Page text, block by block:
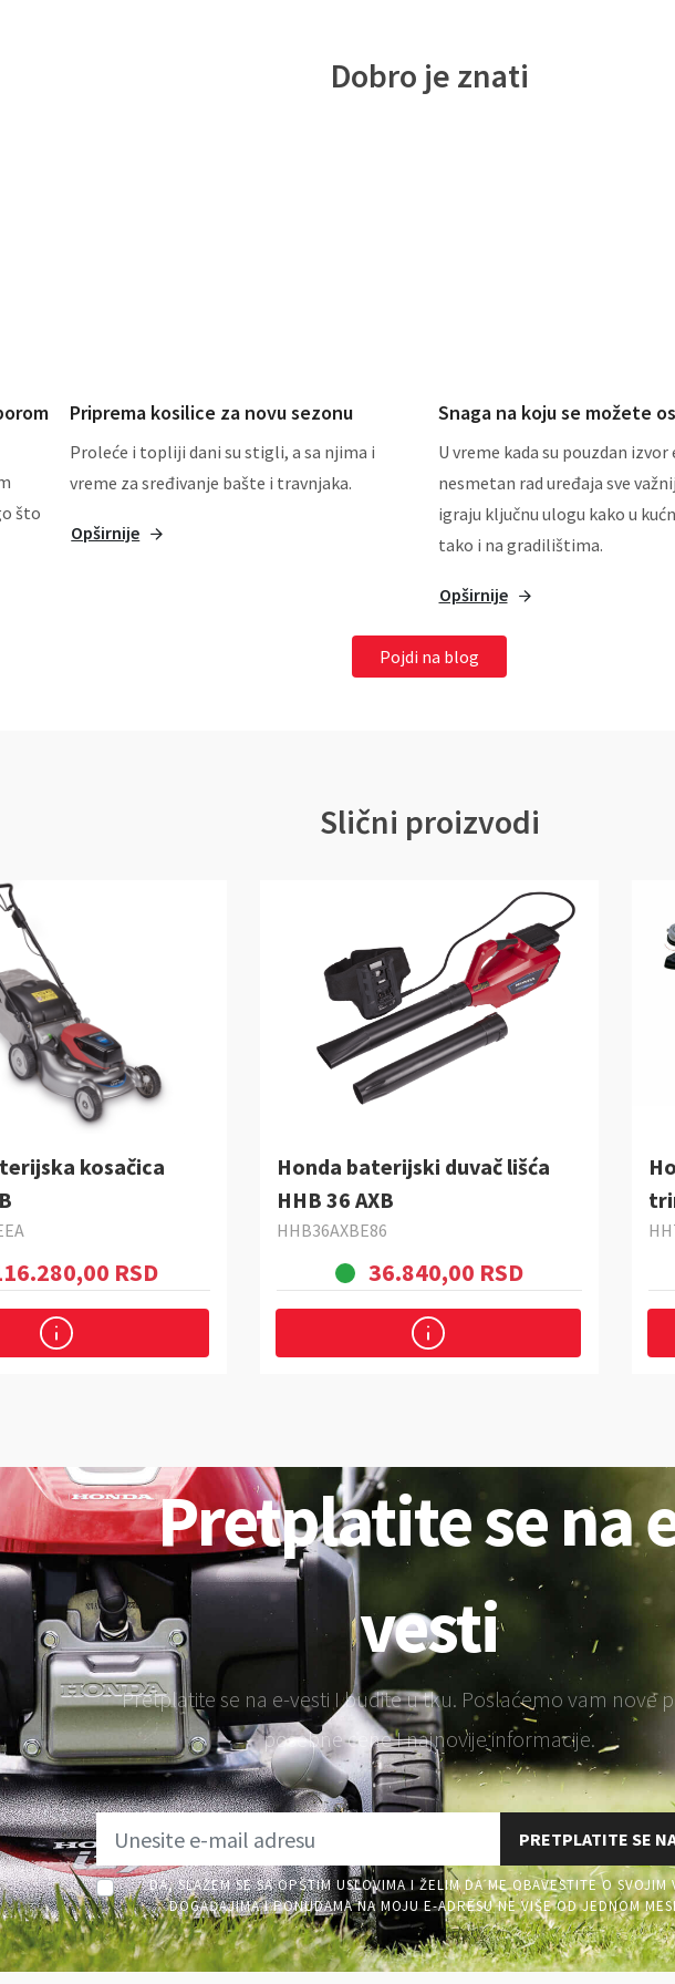
Dobro je znati
što
Priprema kosilice za novu sezonu
Proleće i topliji dani su stigli, a sa njima i
vreme za sređivanje bašte i travnjaka.
Opširnije
Snaga na koju se možete
U vreme kada su pouzdan izvor
nesmetan rad uređaja sve
igraju ključnu ulogu kako u
tako i na gradilištima.
Opširnije
Pojdi na blog
Slični proizvodi
kosačica
RSD
Honda baterijski duvač lišća
HHB 36 AXB
HHB36AXBE86
36.840,00 RSD
Pretplatite se na
vesti
Pretplatite se na e-vesti I budite u tku. Poslaćemo vam nove
posebne cene I najnovije informacije.
PRETPLATITE SE
DA, SLAŽEM SE SA OPŠTIM USLOVIMA I ŽELIM DA ME OBAVESTITE O SVOJIM
DOGAĐAJIMA I PONUDAMA NA MOJU E-ADRESU NE VIŠE OD JEDNOM